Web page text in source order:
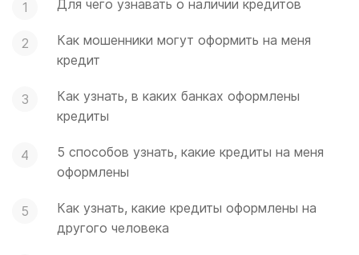
Для чего узнавать о наличии кредитов
Как мошенники могут оформить на меня
кредит
Как узнать, в каких банках оформлены
кредиты
5 способов узнать, какие кредиты на меня
оформлены
Как узнать, какие кредиты оформлены на
другого человека